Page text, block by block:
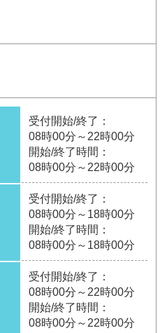
受付開始/終了：
08時00分～22時00分
開始/終了時間：
08時00分～22時00分
受付開始/終了：
08時00分～18時00分
開始/終了時間：
08時00分～18時00分
受付開始/終了：
08時00分～22時00分
開始/終了時間：
08時00分～22時00分